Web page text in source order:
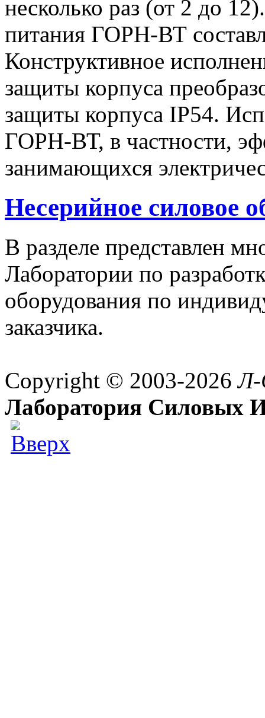
несколько раз (от 2 до
питания ГОРН-ВТ
Конструктивное
защиты корпуса
защиты корпуса IP54.
ГОРН-ВТ, в частности,
занимающихся
Несерийное силовое
В разделе представлен
Лаборатории по
оборудования по
заказчика.
Copyright © 2003-2026
Лаборатория Силовых